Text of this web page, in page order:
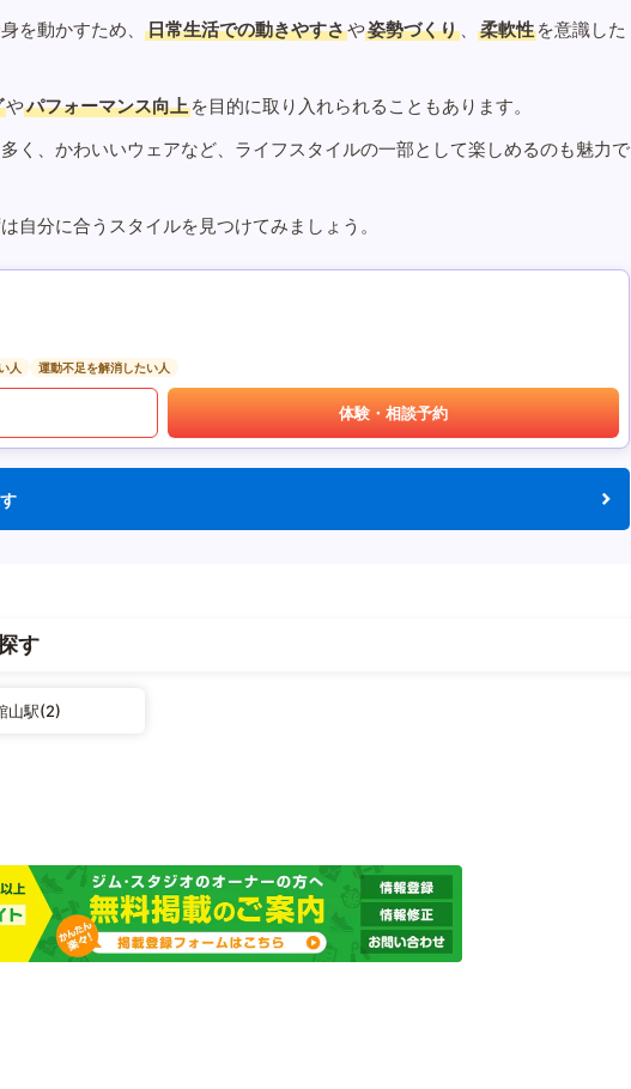
を動かすため、
日常生活での動きやすさや姿勢づくり 、 柔軟性 を意識した
やパフォーマンス向上 を目的に取り入れられることもあります。
く、かわいいウェアなど、ライフスタイルの一部として楽しめるのも魅力で
自分に合うスタイルを見つけてみましょう。
人 運動不足を解消したい人
体験・相談予約
す
山駅(2)